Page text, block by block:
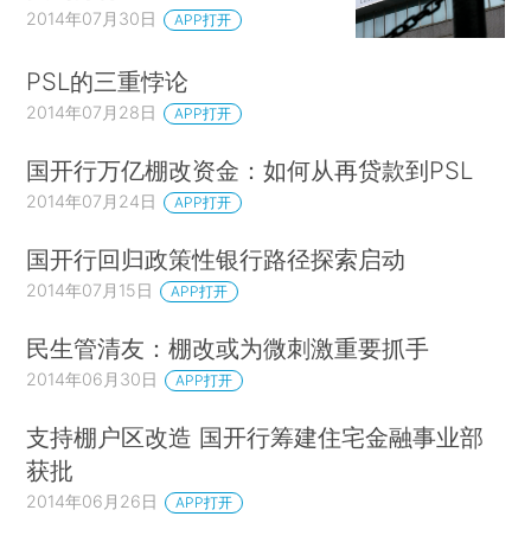
2014年07月30日 APP打开
PSL的三重悖论
2014年07月28日 APP打开
国开行万亿棚改资金：如何从再贷款到PSL
2014年07月24日 APP打开
国开行回归政策性银行路径探索启动
2014年07月15日 APP打开
民生管清友：棚改或为微刺激重要抓手
2014年06月30日 APP打开
支持棚户区改造 国开行筹建住宅金融事业部
获批
2014年06月26日 APP打开